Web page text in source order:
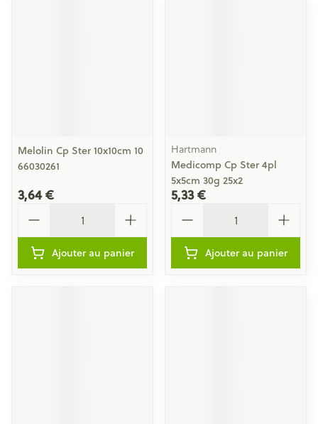
Melolin Cp Ster 10x10cm 10
66030261
3,64 €
Ajouter au panier
Hartmann
Medicomp Cp Ster 4pl
5x5cm 30g 25x2
5,33 €
Ajouter au panier